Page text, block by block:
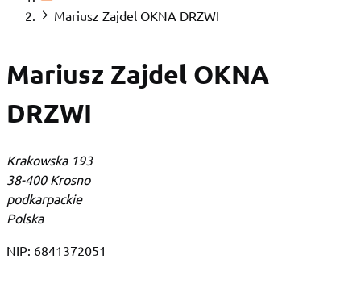
Mariusz Zajdel OKNA DRZWI
Mariusz Zajdel OKNA
DRZWI
Krakowska 193
38-400 Krosno
podkarpackie
Polska
NIP: 6841372051